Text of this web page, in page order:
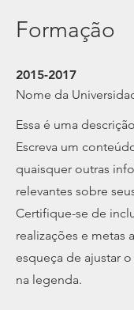
Formação
2015-2017
Nome da
​Essa é uma
Escreva um
quaisquer outras
relevantes sobre
Certifique-se de
realizações e metas
esqueça de ajustar
na legenda.